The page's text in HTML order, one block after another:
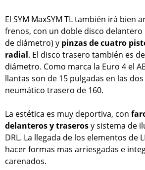
El SYM MaxSYM TL también irá bien
frenos, con un doble disco delantero
de diámetro) y pinzas de cuatro
radial. El disco trasero también es
diámetro. Como marca la Euro 4 el
llantas son de 15 pulgadas en las
neumático trasero de 160.
La estética es muy deportiva, con
delanteros y traserosy sistema de
DRL. La llegada de los elementos de
hacer formas mas arriesgadas e
carenados.